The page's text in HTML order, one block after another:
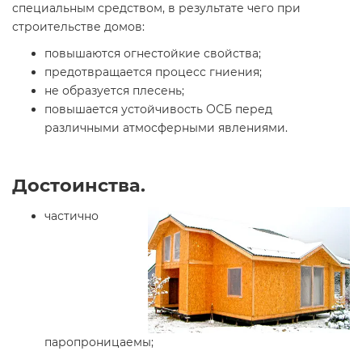
специальным средством, в результате чего при
строительстве домов:
повышаются огнестойкие свойства;
предотвращается процесс гниения;
не образуется плесень;
повышается устойчивость ОСБ перед
различными атмосферными явлениями.
Достоинства.
частично
паропроницаемы;